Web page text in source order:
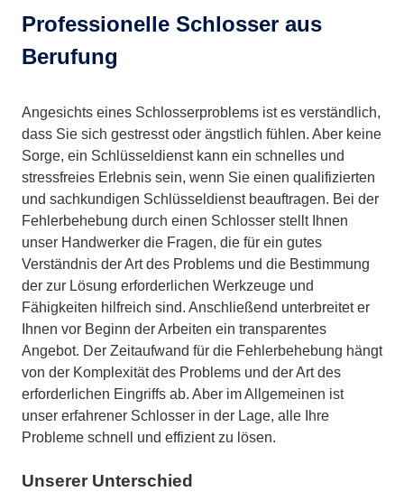
Professionelle Schlosser aus
Berufung
Angesichts eines Schlosserproblems ist es verständlich,
dass Sie sich gestresst oder ängstlich fühlen. Aber keine
Sorge, ein Schlüsseldienst kann ein schnelles und
stressfreies Erlebnis sein, wenn Sie einen qualifizierten
und sachkundigen Schlüsseldienst beauftragen. Bei der
Fehlerbehebung durch einen Schlosser stellt Ihnen
unser Handwerker die Fragen, die für ein gutes
Verständnis der Art des Problems und die Bestimmung
der zur Lösung erforderlichen Werkzeuge und
Fähigkeiten hilfreich sind. Anschließend unterbreitet er
Ihnen vor Beginn der Arbeiten ein transparentes
Angebot. Der Zeitaufwand für die Fehlerbehebung hängt
von der Komplexität des Problems und der Art des
erforderlichen Eingriffs ab. Aber im Allgemeinen ist
unser erfahrener Schlosser in der Lage, alle Ihre
Probleme schnell und effizient zu lösen.
Unserer Unterschied